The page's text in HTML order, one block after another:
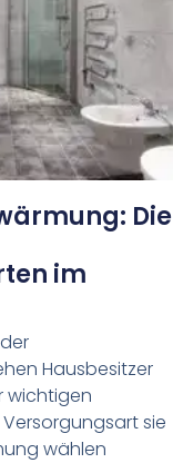
Die
im
Hausbesitzer
wichtigen
sie
wählen